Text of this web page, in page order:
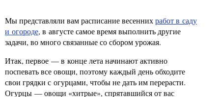
Мы представляли вам расписание весеннихработ в саду
и огороде, в августе самое время выполнить другие
задачи, во много связанные со сбором урожая.
Итак, первое — в конце лета начинают активно
поспевать все овощи, поэтому каждый день обходите
свои грядки с огурцами, чтобы не дать им перерасти.
Огурцы — овощи «хитрые», спрятавшийся от вас